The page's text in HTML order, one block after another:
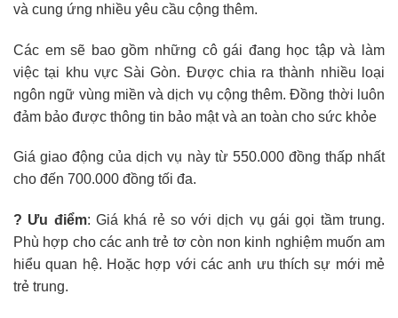
và cung ứng nhiều yêu cầu cộng thêm.
Các em sẽ bao gồm những cô gái đang học tập và làm
việc tại khu vực Sài Gòn. Được chia ra thành nhiều loại
ngôn ngữ vùng miền và dịch vụ cộng thêm. Đồng thời luôn
đảm bảo được thông tin bảo mật và an toàn cho sức khỏe
Giá giao động của dịch vụ này từ 550.000 đồng thấp nhất
cho đến 700.000 đồng tối đa.
? Ưu điểm: Giá khá rẻ so với dịch vụ gái gọi tầm trung.
Phù hợp cho các anh trẻ tơ còn non kinh nghiệm muốn am
hiểu quan hệ. Hoặc hợp với các anh ưu thích sự mới mẻ
trẻ trung.